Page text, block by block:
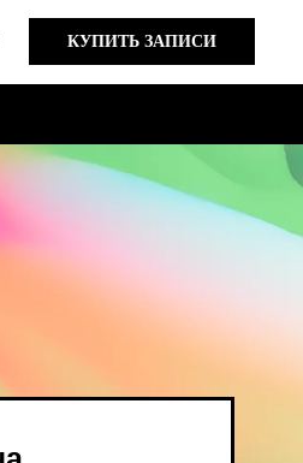
КУПИТЬ ЗАПИСИ